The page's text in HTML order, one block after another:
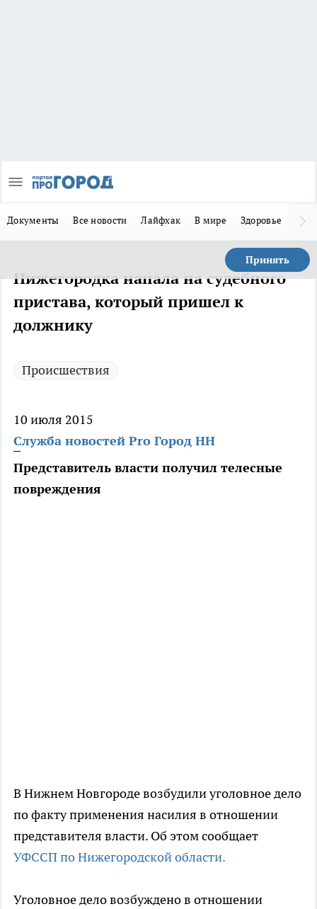
Документы Все новости Лайфхак В мире Здоровье
Принять
Нижегородка напала на судебного
пристава, который пришел к
должнику
Происшествия
10 июля 2015
Служба новостей Pro Город НН
Представитель власти получил телесные
повреждения
В Нижнем Новгороде возбудили уголовное дело
по факту применения насилия в отношении
представителя власти. Об этом сообщает
УФССП по Нижегородской области.
Уголовное дело возбуждено в отношении